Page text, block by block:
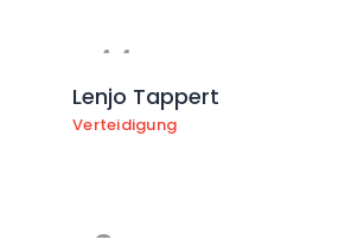
11
Lenjo Tappert
Verteidigung